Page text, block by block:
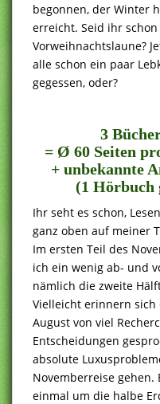
begonnen, der Winter
erreicht. Seid ihr
Vorweihnachtslaune?
alle schon ein paar
gegessen, oder?
3
= Ø 60 Seiten
+ unbekannte
(1 Hörbuch
Ihr seht es schon,
ganz oben auf meiner
Im ersten Teil des
ich ein wenig ab- und
nämlich die zweite
Vielleicht erinnern sich
August von viel
Entscheidungen
absolute
Novemberreise
einmal um die halbe